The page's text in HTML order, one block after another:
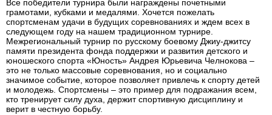
Все победители турнира были награждены почетными
грамотами, кубками и медалями. Хочется пожелать
спортсменам удачи в будущих соревнованиях и ждем всех в
следующем году на нашем традиционном турнире.
Межрегиональный турнир по русскому боевому Джиу-джитсу
памяти президента фонда поддержки и развития детского и
юношеского спорта «Юность» Андрея Юрьевича Челнокова –
это не только массовые соревнования, но и социально
значимое событие, которое позволяет привлечь к спорту детей
и молодежь. Спортсмены – это пример для подражания всем,
кто тренирует силу духа, держит спортивную дисциплину и
верит в честную борьбу.